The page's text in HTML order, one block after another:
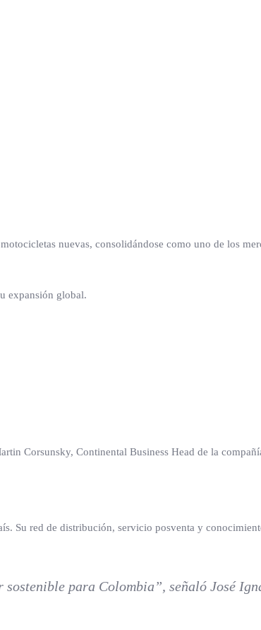
nuevas, consolidándose como uno de los
expansión global.
Corsunsky, Continental Business Head de la
Su red de distribución, servicio posventa y
para Colombia”, señaló José